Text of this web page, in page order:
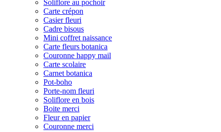
Soliflore au pochoir
Carte crépon
Casier fleuri
Cadre bisous
Mini coffret naissance
Carte fleurs botanica
Couronne happy mail
Carte scolaire
Carnet botanica
Pot-boho
Porte-nom fleuri
Soliflore en bois
Boite merci
Fleur en papier
Couronne merci